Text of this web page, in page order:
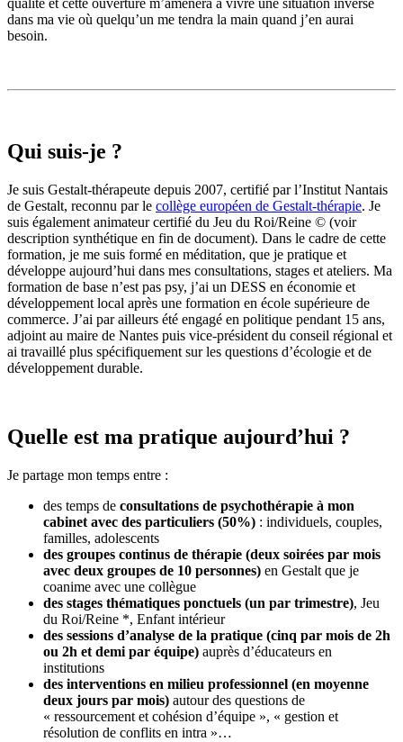
qualité et cette ouverture m’amènera à vivre une situation inverse
dans ma vie où quelqu’un me tendra la main quand j’en aurai
besoin.
Qui suis-je ?
Je suis Gestalt-thérapeute depuis 2007, certifié par l’Institut Nantais
de Gestalt, reconnu par le collège européen de Gestalt-thérapie. Je
suis également animateur certifié du Jeu du Roi/Reine © (voir
description synthétique en fin de document). Dans le cadre de cette
formation, je me suis formé en méditation, que je pratique et
développe aujourd’hui dans mes consultations, stages et ateliers. Ma
formation de base n’est pas psy, j’ai un DESS en économie et
développement local après une formation en école supérieure de
commerce. J’ai par ailleurs été engagé en politique pendant 15 ans,
adjoint au maire de Nantes puis vice-président du conseil régional et
ai travaillé plus spécifiquement sur les questions d’écologie et de
développement durable.
Quelle est ma pratique aujourd’hui ?
Je partage mon temps entre :
des temps de consultations de psychothérapie à mon
cabinet avec des particuliers (50%) : individuels, couples,
familles, adolescents
des groupes continus de thérapie (deux soirées par mois
avec deux groupes de 10 personnes) en Gestalt que je
coanime avec une collègue
des stages thématiques ponctuels (un par trimestre), Jeu
du Roi/Reine *, Enfant intérieur
des sessions d’analyse de la pratique (cinq par mois de 2h
ou 2h et demi par équipe) auprès d’éducateurs en
institutions
des interventions en milieu professionnel (en moyenne
deux jours par mois) autour des questions de
« ressourcement et cohésion d’équipe », « gestion et
résolution de conflits en intra »…